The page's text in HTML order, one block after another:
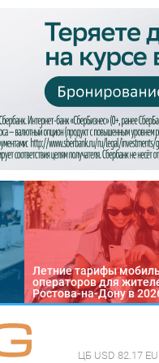
Летние тарифы
операторов для
Ростова-на-Дону в
ЦБ USD 82.17